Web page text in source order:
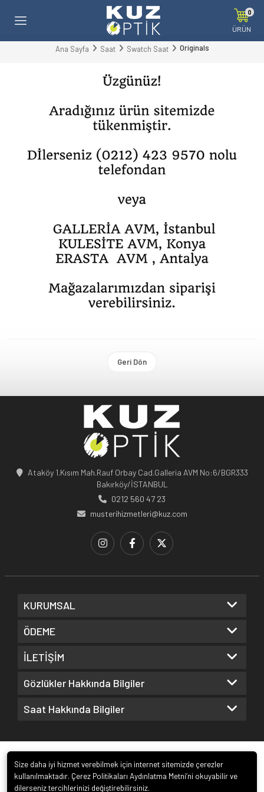
0
ÜRÜN
Ana Sayfa Saat Swatch Saat Originals
Geri Dön
Ataköy 1.Kısım Mah.Rauf Orbay Cad.Galleria AVM No:6/BGR333
Bakırköy/İSTANBUL
0212 560 47 23
musterihizmetleri@kuz.com
KURUMSAL
ÖDEME
İLETİŞİM
Gözlükler Hakkında Bilgiler
Saat Hakkında Bilgiler
Size daha iyi hizmet verebilmek için internet sitemizde çerezler
kullanılmaktadır. Çerez Politikaları Aydınlatma Metni’ni okuyabilir ve
dilerseniz tercihlerinizi değiştirebilirsiniz.